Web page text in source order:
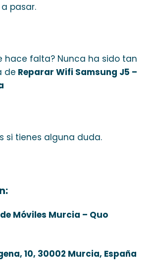
pasar.
hace falta? Nunca ha sido tan
de Reparar Wifi Samsung J5 –
si tienes alguna duda.
Móviles Murcia – Quo
10, 30002 Murcia, España